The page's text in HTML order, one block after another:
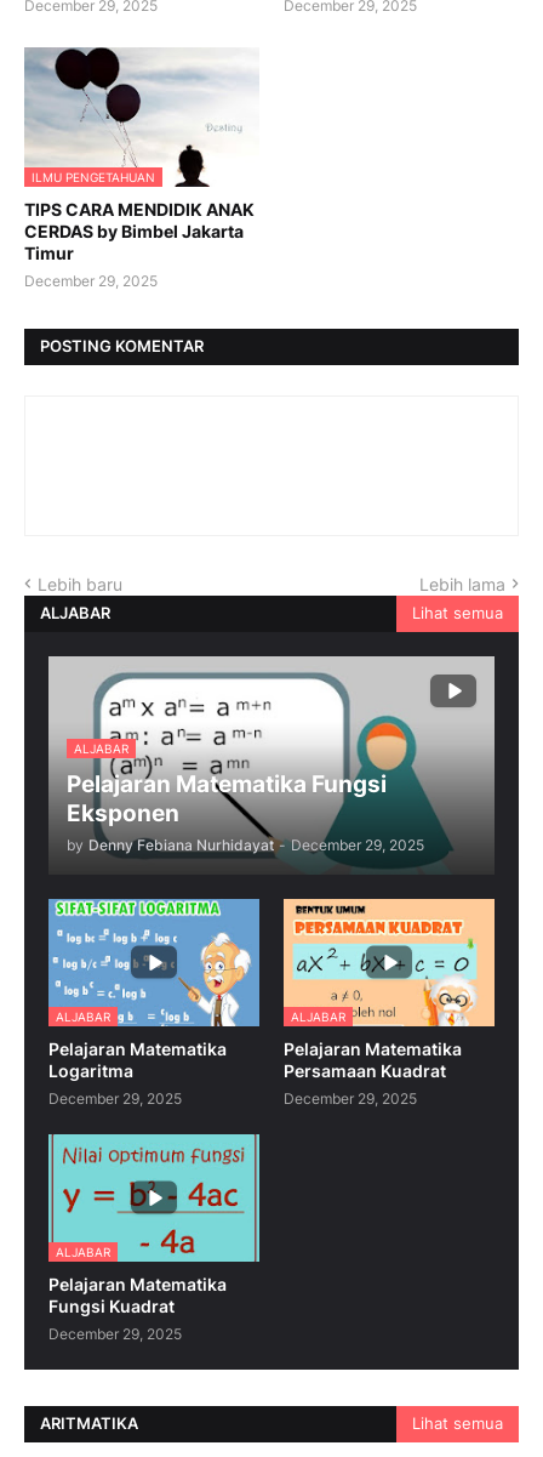
December 29, 2025 December 29, 2025
ILMU PENGETAHUAN
TIPS CARA MENDIDIK ANAK
CERDAS by Bimbel Jakarta
Timur
December 29, 2025
POSTING KOMENTAR
Lebih baru Lebih lama
ALJABAR Lihat semua
ALJABAR
Pelajaran Matematika Fungsi
Eksponen
by Denny Febiana Nurhidayat - December 29, 2025
ALJABAR
Pelajaran Matematika
Logaritma
December 29, 2025
ALJABAR
Pelajaran Matematika
Persamaan Kuadrat
December 29, 2025
ALJABAR
Pelajaran Matematika
Fungsi Kuadrat
December 29, 2025
ARITMATIKA Lihat semua